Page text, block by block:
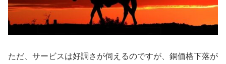
ただ、サービスは好調さが伺えるのですが、銅価格下落が